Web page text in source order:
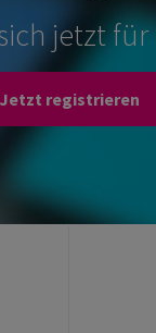
jetzt
Jetzt registrieren